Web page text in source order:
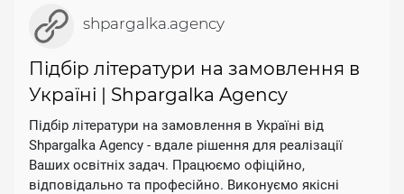
shpargalka.agency
Підбір літератури на замовлення в
Україні | Shpargalka Agency
Підбір літератури на замовлення в Україні від
Shpargalka Agency - вдале рішення для реалізації
Ваших освітніх задач. Працюємо офіційно,
відповідально та професійно. Виконуємо якісні